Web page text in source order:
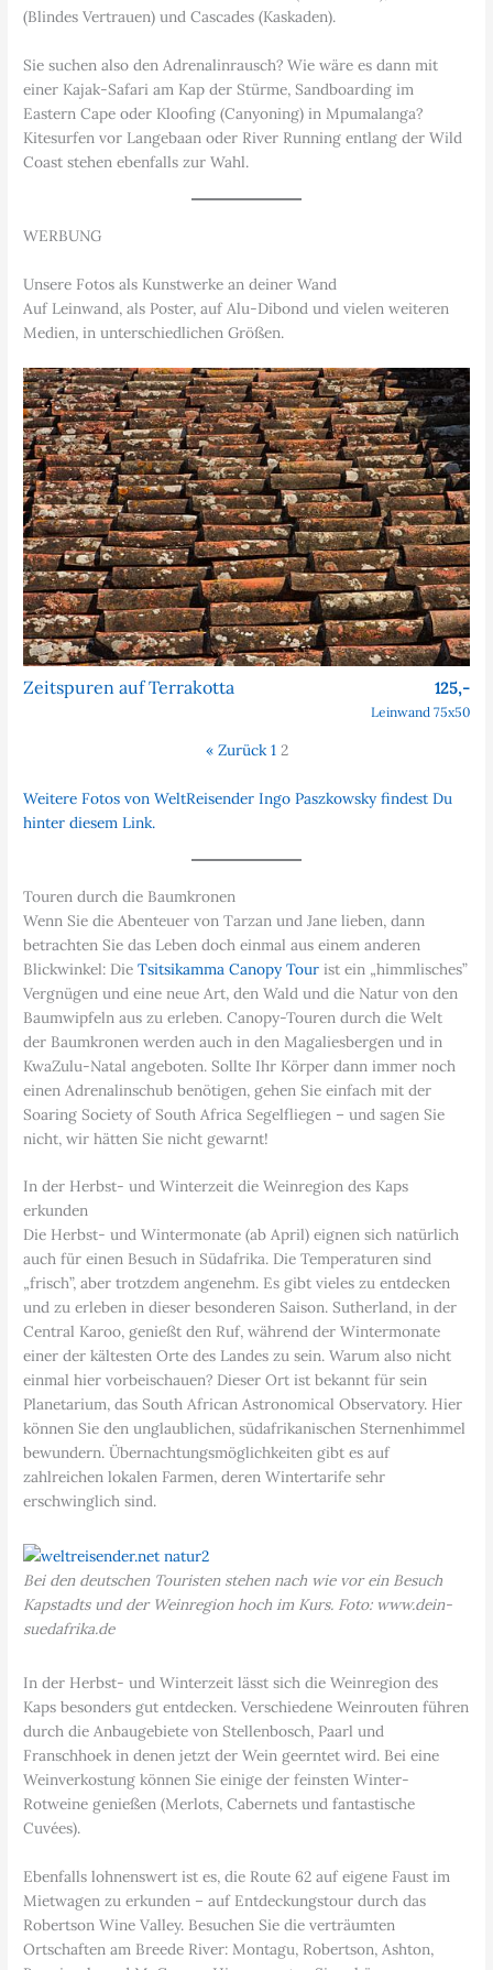
(Blindes Vertrauen) und Cascades (Kaskaden).
Sie suchen also den Adrenalinrausch? Wie wäre es dann mit
einer Kajak-Safari am Kap der Stürme, Sandboarding im
Eastern Cape oder Kloofing (Canyoning) in Mpumalanga?
Kitesurfen vor Langebaan oder River Running entlang der Wild
Coast stehen ebenfalls zur Wahl.
WERBUNG
Unsere Fotos als Kunstwerke an deiner Wand
Auf Leinwand, als Poster, auf Alu-Dibond und vielen weiteren
Medien, in unterschiedlichen Größen.
Zeitspuren auf Terrakotta 125,-
Leinwand 75x50
« Zurück 1 2
Weitere Fotos von WeltReisender Ingo Paszkowsky findest Du
hinter diesem Link.
Touren durch die Baumkronen
Wenn Sie die Abenteuer von Tarzan und Jane lieben, dann
betrachten Sie das Leben doch einmal aus einem anderen
Blickwinkel: DieTsitsikamma Canopy Tourist ein „himmlisches”
Vergnügen und eine neue Art, den Wald und die Natur von den
Baumwipfeln aus zu erleben. Canopy-Touren durch die Welt
der Baumkronen werden auch in den Magaliesbergen und in
KwaZulu-Natal angeboten. Sollte Ihr Körper dann immer noch
einen Adrenalinschub benötigen, gehen Sie einfach mit der
Soaring Society of South Africa Segelfliegen – und sagen Sie
nicht, wir hätten Sie nicht gewarnt!
In der Herbst- und Winterzeit die Weinregion des Kaps
erkunden
Die Herbst- und Wintermonate (ab April) eignen sich natürlich
auch für einen Besuch in Südafrika. Die Temperaturen sind
„frisch”, aber trotzdem angenehm. Es gibt vieles zu entdecken
und zu erleben in dieser besonderen Saison. Sutherland, in der
Central Karoo, genießt den Ruf, während der Wintermonate
einer der kältesten Orte des Landes zu sein. Warum also nicht
einmal hier vorbeischauen? Dieser Ort ist bekannt für sein
Planetarium, das South African Astronomical Observatory. Hier
können Sie den unglaublichen, südafrikanischen Sternenhimmel
bewundern. Übernachtungsmöglichkeiten gibt es auf
zahlreichen lokalen Farmen, deren Wintertarife sehr
erschwinglich sind.
Bei den deutschen Touristen stehen nach wie vor ein Besuch
Kapstadts und der Weinregion hoch im Kurs. Foto: www.dein-
suedafrika.de
In der Herbst- und Winterzeit lässt sich die Weinregion des
Kaps besonders gut entdecken. Verschiedene Weinrouten führen
durch die Anbaugebiete von Stellenbosch, Paarl und
Franschhoek in denen jetzt der Wein geerntet wird. Bei eine
Weinverkostung können Sie einige der feinsten Winter-
Rotweine genießen (Merlots, Cabernets und fantastische
Cuvées).
Ebenfalls lohnenswert ist es, die Route 62 auf eigene Faust im
Mietwagen zu erkunden – auf Entdeckungstour durch das
Robertson Wine Valley. Besuchen Sie die verträumten
Ortschaften am Breede River: Montagu, Robertson, Ashton,